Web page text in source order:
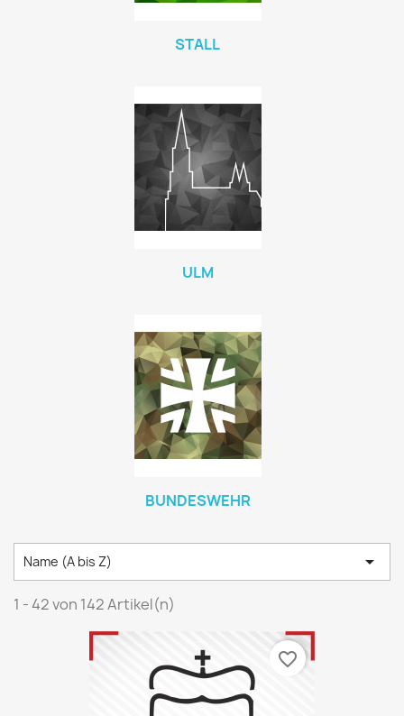
STALL
ULM
BUNDESWEHR
Name (A bis Z) 
1 - 42 von 142 Artikel(n)
favorite_border